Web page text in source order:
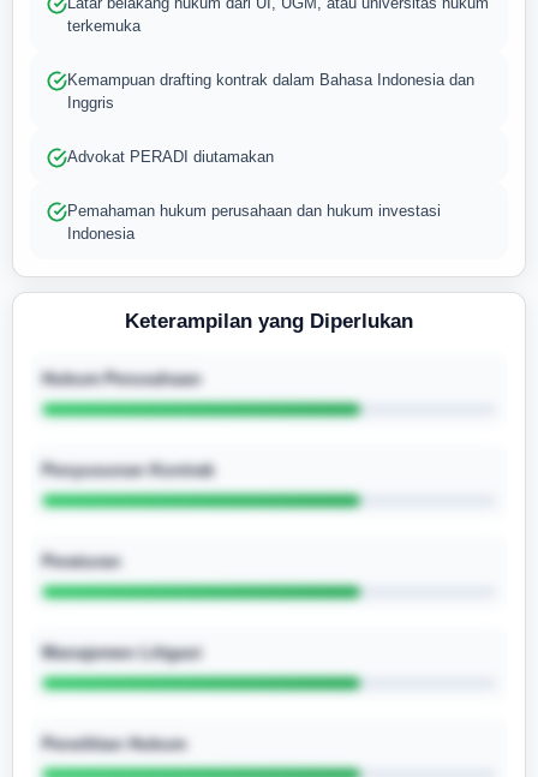
terkemuka
Kemampuan drafting kontrak dalam Bahasa Indonesia dan
Inggris
Advokat PERADI diutamakan
Pemahaman hukum perusahaan dan hukum investasi
Indonesia
Keterampilan yang Diperlukan
Hukum Perusahaan
Penyusunan Kontrak
Peraturan
Manajemen Litigasi
Penelitian Hukum